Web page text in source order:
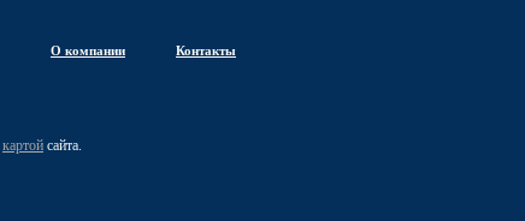
О компании Контакты
картой сайта.